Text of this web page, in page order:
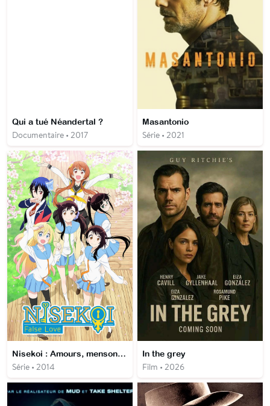
Qui a tué Néandertal ?
Documentaire • 2017
Masantonio
Série • 2021
Nisekoi : Amours, mensonges et yakuzas
Série • 2014
In the grey
Film • 2026